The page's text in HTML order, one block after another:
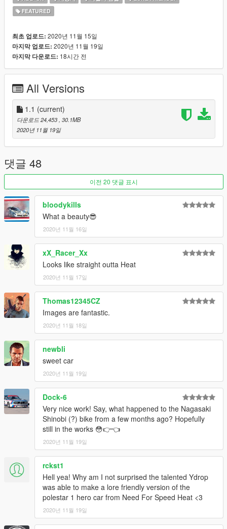
Sushi, Rayvenrock, LewdVader : Screenshot
contry
FEATURED
최초 업로드: 2020년 11월 15일
마지막 업로드: 2020년 11월 19일
마지막 다운로드: 18시간 전
All Versions
1.1 (current)
다운로드 24,453 , 30.1MB
2020년 11월 19일
댓글 48
이전 20 댓글 표시
bloodykills
What a beauty😎
2020년 11월 16일
xX_Racer_Xx
Looks like straight outta Heat
2020년 11월 17일
Thomas12345CZ
Images are fantastic.
2020년 11월 18일
newbli
sweet car
2020년 11월 19일
Dock-6
Very nice work! Say, what happened to the Nagasaki
Shinobi (?) bike from a few months ago? Hopefully
still in the works 😳👉👈
2020년 11월 19일
rckst1
Hell yea! Why am I not surprised the talented Ydrop
was able to make a lore friendly version of the
polestar 1 hero car from Need For Speed Heat <3
2020년 11월 19일